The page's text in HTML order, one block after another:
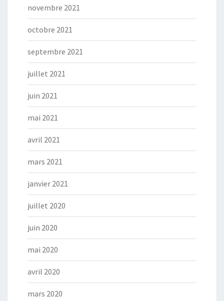
novembre 2021
octobre 2021
septembre 2021
juillet 2021
juin 2021
mai 2021
avril 2021
mars 2021
janvier 2021
juillet 2020
juin 2020
mai 2020
avril 2020
mars 2020